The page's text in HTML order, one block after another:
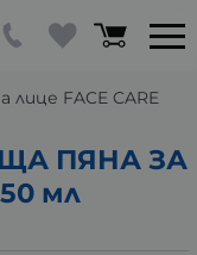
FACE CARE
ПЯНА ЗА
мл